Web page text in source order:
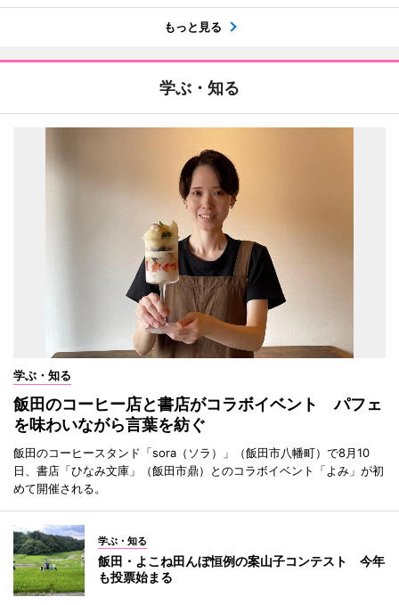
もっと見る
学ぶ・知る
学ぶ・知る
飯田のコーヒー店と書店がコラボイベント パフェ
を味わいながら言葉を紡ぐ
飯田のコーヒースタンド「sora（ソラ）」（飯田市八幡町）で8月10
日、書店「ひなみ文庫」（飯田市鼎）とのコラボイベント「よみ」が初
めて開催される。
学ぶ・知る
飯田・よこね田んぼ恒例の案山子コンテスト 今年
も投票始まる